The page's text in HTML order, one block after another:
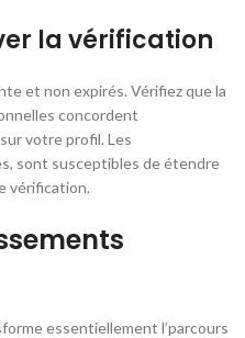
la vérification
et non expirés. Vérifiez que la
concordent
votre profil. Les
sont susceptibles de étendre
vérification.
essentiellement l’parcours